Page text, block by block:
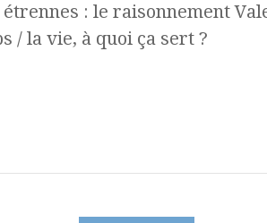
: le raisonnement
/ la vie, à quoi ça sert ?